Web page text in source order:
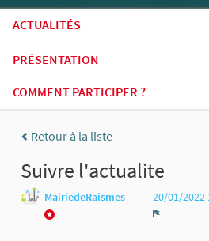
ACTUALITÉS
PRÉSENTATION
COMMENT PARTICIPER ?
Retour à la liste
Suivre l'actualite
MairiedeRaismes 20/01/2022